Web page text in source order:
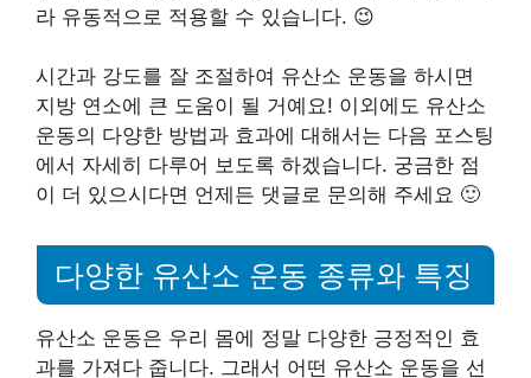
라 유동적으로 적용할 수 있습니다. 😉
시간과 강도를 잘 조절하여 유산소 운동을 하시면
지방 연소에 큰 도움이 될 거예요! 이외에도 유산소
운동의 다양한 방법과 효과에 대해서는 다음 포스팅
에서 자세히 다루어 보도록 하겠습니다. 궁금한 점
이 더 있으시다면 언제든 댓글로 문의해 주세요 🙂
다양한 유산소 운동 종류와 특징
유산소 운동은 우리 몸에 정말 다양한 긍정적인 효
과를 가져다 줍니다. 그래서 어떤 유산소 운동을 선